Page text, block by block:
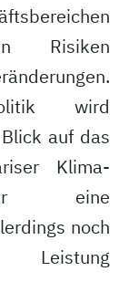
Risiken
wird
auf das
Klima-
eine
noch
Leistung